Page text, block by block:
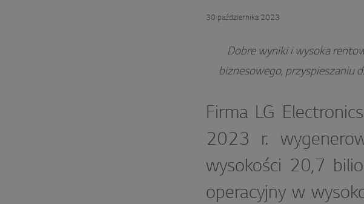
30 października 2023
Dobre wyniki i wysoka
biznesowego, przyspieszaniu
Firma LG
2023 r.
wysokości 20,7
operacyjny w